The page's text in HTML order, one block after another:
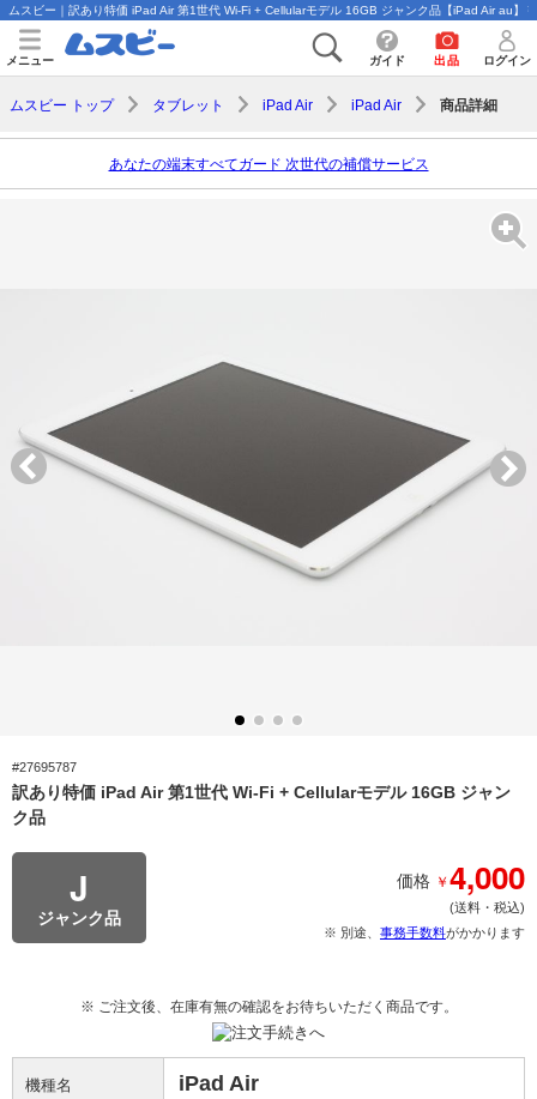
ムスビー｜訳あり特価 iPad Air 第1世代 Wi-Fi + Cellularモデル 16GB ジャンク品【iPad Air au】
メニュー ガイド 出品 ログイン
ムスビー トップ タブレット iPad Air iPad Air 商品詳細
あなたの端末すべてガード 次世代の補償サービス
#27695787
訳あり特価 iPad Air 第1世代 Wi-Fi + Cellularモデル 16GB ジャン
ク品
J
ジャンク品
価格 ￥4,000
(送料・税込)
※ 別途、 事務手数料がかかります
※ ご注文後、在庫有無の確認をお待ちいただく商品です。
機種名 iPad Air